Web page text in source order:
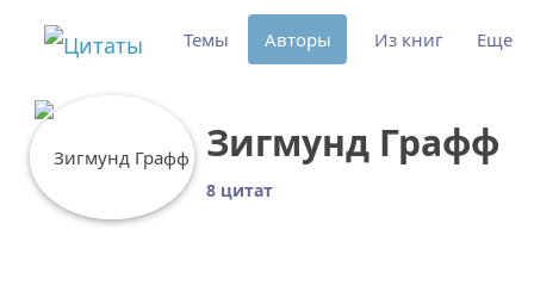
Зигмунд Графф
8 цитат
Темы Авторы Из книг Еще